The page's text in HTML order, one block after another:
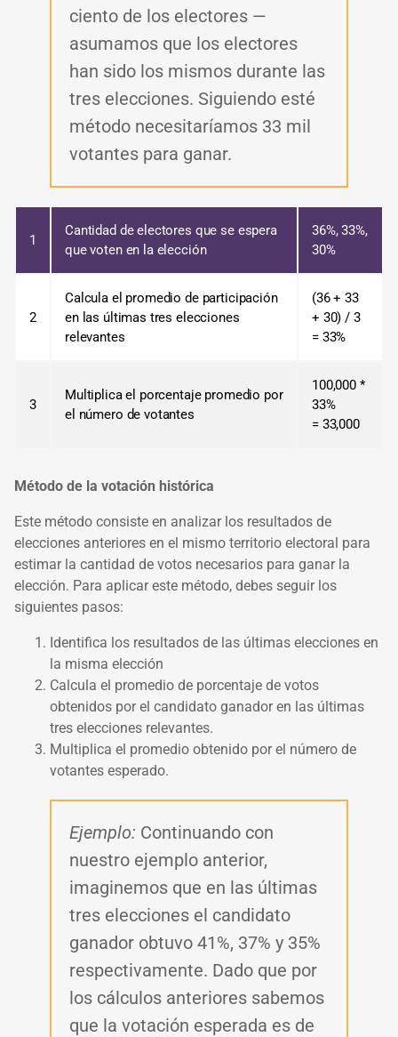
ciento de los electores —
asumamos que los electores
han sido los mismos durante las
tres elecciones. Siguiendo esté
método necesitaríamos 33 mil
votantes para ganar.
1
Cantidad de electores que se espera
que voten en la elección
36%, 33%,
30%
2
Calcula el promedio de participación
en las últimas tres elecciones
relevantes
(36 + 33
+ 30) / 3
= 33%
3
Multiplica el porcentaje promedio por
el número de votantes
100,000 *
33%
= 33,000
Método de la votación histórica
Este método consiste en analizar los resultados de
elecciones anteriores en el mismo territorio electoral para
estimar la cantidad de votos necesarios para ganar la
elección. Para aplicar este método, debes seguir los
siguientes pasos:
Identifica los resultados de las últimas elecciones en
la misma elección
Calcula el promedio de porcentaje de votos
obtenidos por el candidato ganador en las últimas
tres elecciones relevantes.
Multiplica el promedio obtenido por el número de
votantes esperado.
Ejemplo: Continuando con
nuestro ejemplo anterior,
imaginemos que en las últimas
tres elecciones el candidato
ganador obtuvo 41%, 37% y 35%
respectivamente. Dado que por
los cálculos anteriores sabemos
que la votación esperada es de